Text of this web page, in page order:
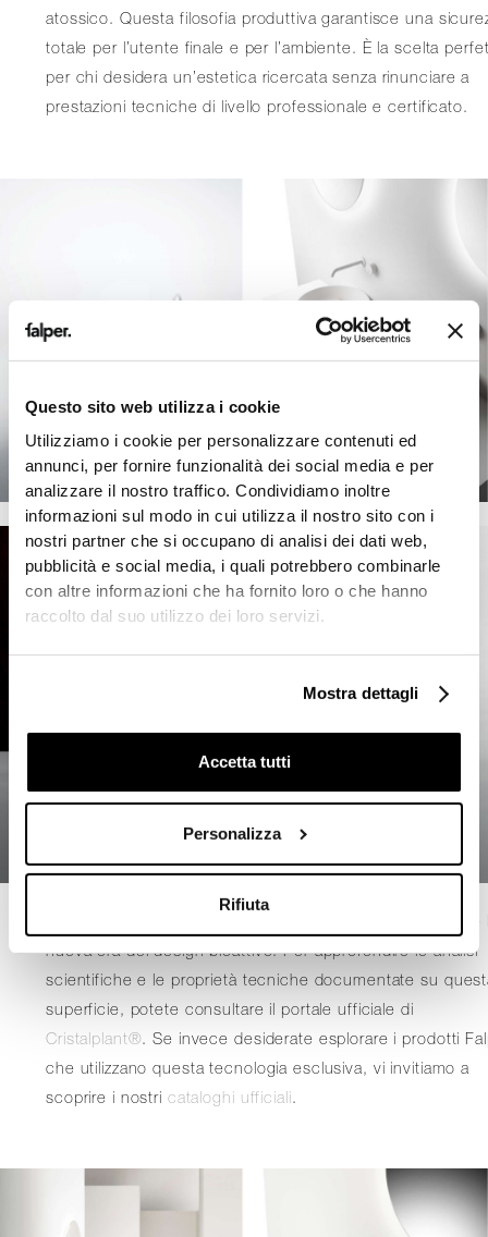
Questo sito web utilizza i cookie
Utilizziamo i cookie per personalizzare contenuti ed
annunci, per fornire funzionalità dei social media e per
analizzare il nostro traffico. Condividiamo inoltre
informazioni sul modo in cui utilizza il nostro sito con i
nostri partner che si occupano di analisi dei dati web,
pubblicità e social media, i quali potrebbero combinarle
con altre informazioni che ha fornito loro o che hanno
raccolto dal suo utilizzo dei loro servizi.
Mostra dettagli
Accetta tutti
Personalizza
Rifiuta
atossico. Questa filosofia produttiva garantisce una
totale per l’utente finale e per l’ambiente. È la scelta
per chi desidera un’estetica ricercata senza rinunciare a
prestazioni tecniche di livello professionale e certificato.
nuova era del design bioattivo. Per approfondire le analisi
scientifiche e le proprietà tecniche documentate su
superficie, potete consultare il portale ufficiale di
Cristalplant®. Se invece desiderate esplorare i prodotti
che utilizzano questa tecnologia esclusiva, vi invitiamo a
scoprire i nostri cataloghi ufficiali.